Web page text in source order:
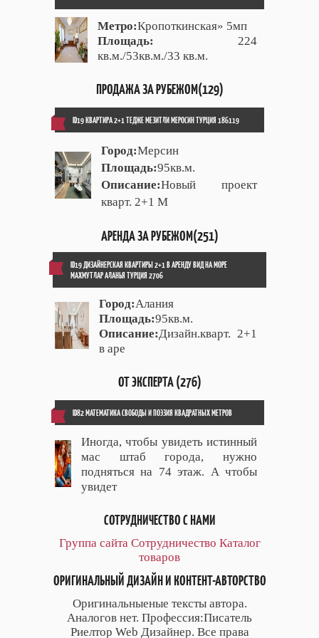
Метро:Кропоткинская» 5мп
Площадь:
224
кв.м./53кв.м./33 кв.м.
ПРОДАЖА ЗА РУБЕЖОМ(129)
ID19 КВАРТИРА 2+1 ТЕДЖЕ МЕЗИТЛИ МЕРОСИН ТУРЦИЯ 186119
Город:Мерсин
Площадь:95кв.м.
Описание:Новый проект
кварт. 2+1 М
АРЕНДА ЗА РУБЕЖОМ(251)
ID19 ДИЗАЙНЕРСКАЯ КВАРТИРЫ 2+1 В АРЕНДУ ВИД НА МОРЕ
МАХМУТЛАР АЛАНЬЯ ТУРЦИЯ 2706
Город:Алания
Площадь:95кв.м.
Описание:Дизайн.кварт. 2+1
в аре
ОТ ЭКСПЕРТА (276)
ID82 МАТЕМАТИКА СВОБОДЫ И ПОЭЗИЯ КВАДРАТНЫХ МЕТРОВ
Иногда, чтобы увидеть истинный
мас штаб города, нужно
подняться на 74 этаж. А чтобы
увидет
СОТРУДНИЧЕСТВО С НАМИ
Группа сайта Сотрудничество Каталог
товаров
ОРИГИНАЛЬНЫЙ ДИЗАЙН И КОНТЕНТ-АВТОРСТВО
Оригинальныеные тексты автора.
Аналогов нет. Профессия:Писатель
Риелтор Web Дизайнер. Все права